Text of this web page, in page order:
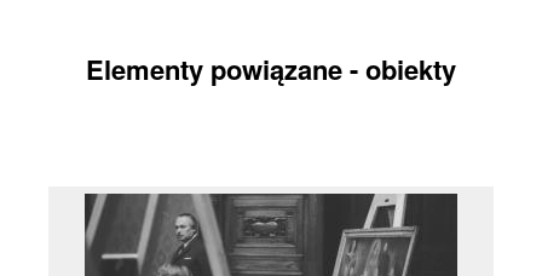
Elementy powiązane - obiekty